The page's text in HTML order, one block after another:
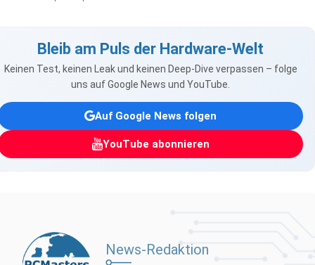
Bleib am Puls der Hardware-Welt
Keinen Test, keinen Leak und keinen Deep-Dive verpassen – folge
uns auf Google News und YouTube.
Auf Google News folgen
YouTube abonnieren
News-Redaktion